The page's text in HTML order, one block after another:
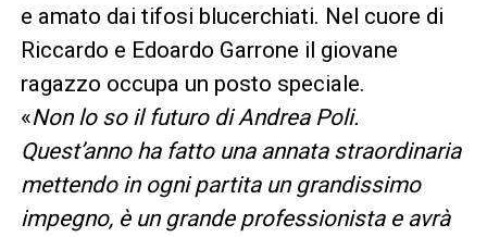
e amato dai tifosi blucerchiati. Nel cuore di
Riccardo e Edoardo Garrone il giovane
ragazzo occupa un posto speciale.
«Non lo so il futuro di Andrea Poli.
Quest’anno ha fatto una annata straordinaria
mettendo in ogni partita un grandissimo
impegno, è un grande professionista e avrà